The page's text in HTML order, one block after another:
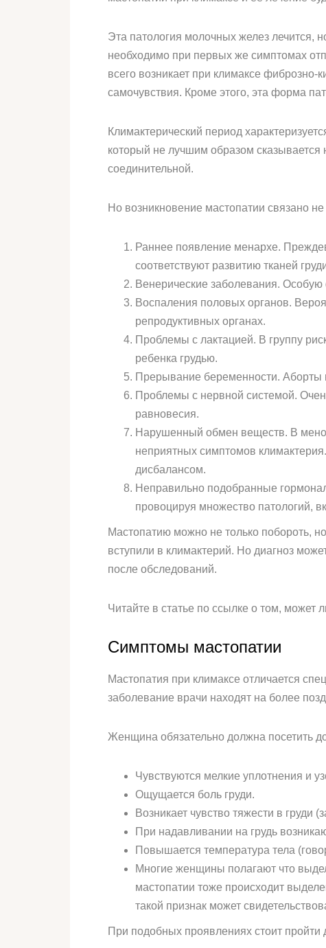
Эта патология молочных желез лечится,
необходимо при первых же симптомах
всего возникает при климаксе
самочувствия. Кроме этого, эта форма
Климактерический период
который не лучшим образом
соединительной.
Но возникновение мастопатии связано
Раннее появление менархе.
соответствуют развитию тканей
Венерические заболевания.
Воспаления половых органов.
репродуктивных органах.
Проблемы с лактацией. В группу
ребенка грудью.
Прерывание беременности. Аборты
Проблемы с нервной системой.
равновесия.
Нарушенный обмен веществ. В
неприятных симптомов
дисбалансом.
Неправильно подобранные
провоцируя множество патологий,
Мастопатию можно не только побороть,
вступили в климактерий. Но диагноз
после обследований.
Читайте в статье по ссылке о том,
Симптомы мастопатии
Мастопатия при климаксе отличается
заболевание врачи находят на более
Женщина обязательно должна посетить
Чувствуются мелкие уплотнения и
Ощущается боль груди.
Возникает чувство тяжести в
При надавливании на грудь
Повышается температура тела
Многие женщины полагают что
мастопатии тоже происходит
такой признак может
При подобных проявлениях стоит пройти